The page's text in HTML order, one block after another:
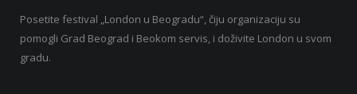
Posetite festival „London u Beogradu“, čiju organizaciju su
pomogli Grad Beograd i Beokom servis, i doživite London u svom
gradu.